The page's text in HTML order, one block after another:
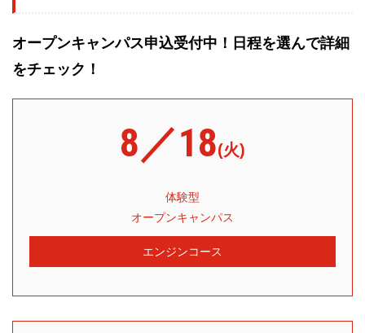
オープンキャンパス申込受付中！日程を選んで詳細
をチェック！
8／18(火)
体験型
オープンキャンパス
エンジンコース